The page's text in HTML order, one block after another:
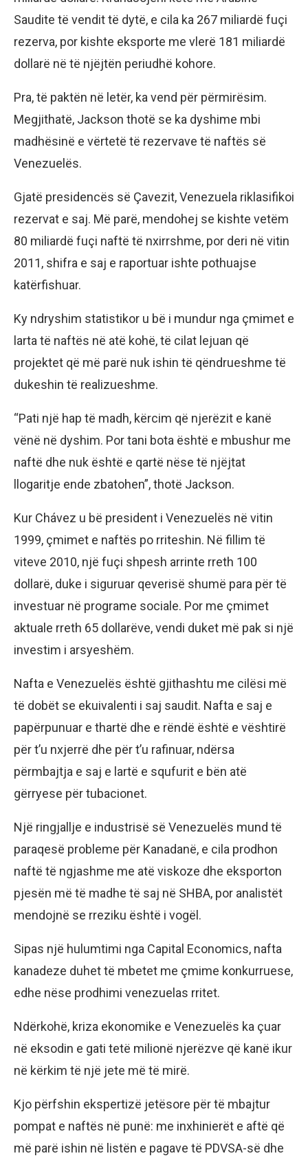
Saudite të vendit të dytë, e cila ka 267 miliardë fuçi
rezerva, por kishte eksporte me vlerë 181 miliardë
dollarë në të njëjtën periudhë kohore.
Pra, të paktën në letër, ka vend për përmirësim.
Megjithatë, Jackson thotë se ka dyshime mbi
madhësinë e vërtetë të rezervave të naftës së
Venezuelës.
Gjatë presidencës së Çavezit, Venezuela riklasifikoi
rezervat e saj. Më parë, mendohej se kishte vetëm
80 miliardë fuçi naftë të nxirrshme, por deri në vitin
2011, shifra e saj e raportuar ishte pothuajse
katërfishuar.
Ky ndryshim statistikor u bë i mundur nga çmimet e
larta të naftës në atë kohë, të cilat lejuan që
projektet që më parë nuk ishin të qëndrueshme të
dukeshin të realizueshme.
“Pati një hap të madh, kërcim që njerëzit e kanë
vënë në dyshim. Por tani bota është e mbushur me
naftë dhe nuk është e qartë nëse të njëjtat
llogaritje ende zbatohen”, thotë Jackson.
Kur Chávez u bë president i Venezuelës në vitin
1999, çmimet e naftës po rriteshin. Në fillim të
viteve 2010, një fuçi shpesh arrinte rreth 100
dollarë, duke i siguruar qeverisë shumë para për të
investuar në programe sociale. Por me çmimet
aktuale rreth 65 dollarëve, vendi duket më pak si një
investim i arsyeshëm.
Nafta e Venezuelës është gjithashtu me cilësi më
të dobët se ekuivalenti i saj saudit. Nafta e saj e
papërpunuar e thartë dhe e rëndë është e vështirë
për t’u nxjerrë dhe për t’u rafinuar, ndërsa
përmbajtja e saj e lartë e squfurit e bën atë
gërryese për tubacionet.
Një ringjallje e industrisë së Venezuelës mund të
paraqesë probleme për Kanadanë, e cila prodhon
naftë të ngjashme me atë viskoze dhe eksporton
pjesën më të madhe të saj në SHBA, por analistët
mendojnë se rreziku është i vogël.
Sipas një hulumtimi nga Capital Economics, nafta
kanadeze duhet të mbetet me çmime konkurruese,
edhe nëse prodhimi venezuelas rritet.
Ndërkohë, kriza ekonomike e Venezuelës ka çuar
në eksodin e gati tetë milionë njerëzve që kanë ikur
në kërkim të një jete më të mirë.
Kjo përfshin ekspertizë jetësore për të mbajtur
pompat e naftës në punë: me inxhinierët e aftë që
më parë ishin në listën e pagave të PDVSA-së dhe